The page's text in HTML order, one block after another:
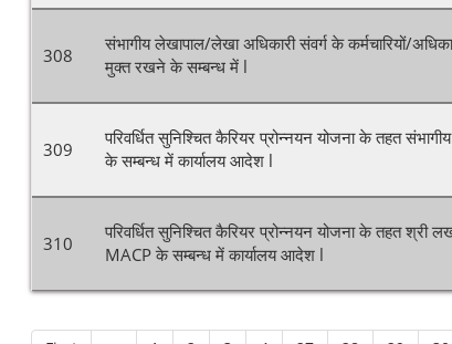
308
संभागीय लेखापाल/लेखा अधिकारी संवर्ग के कर्मचारियों/
मुक्त रखने के सम्बन्ध में l
309
परिवर्धित सुनिश्चित कैरियर प्रोन्नयन योजना के तहत
के सम्बन्ध में कार्यालय आदेश l
310
परिवर्धित सुनिश्चित कैरियर प्रोन्नयन योजना के तहत श्री
MACP के सम्बन्ध में कार्यालय आदेश l